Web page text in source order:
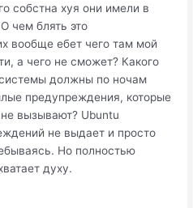
собстна хуя они имели в
чем блять это
вообще ебет чего там мой
а чего не сможет? Какого
системы должны по ночам
предупреждения, которые
вызывают? Ubuntu
не выдает и просто
Но полностью
духу.